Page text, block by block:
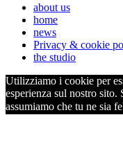
about us
home
news
Privacy & cookie
the studio
Utilizziamo i cookie per
esperienza sul nostro
assumiamo che tu ne sia